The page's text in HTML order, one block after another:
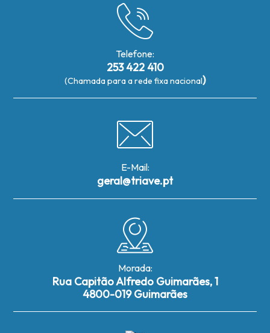
Telefone:
253 422 410
(Chamada para a rede fixa nacional)
E-Mail:
geral@triave.pt
Morada:
Rua Capitão Alfredo Guimarães, 1
4800-019 Guimarães